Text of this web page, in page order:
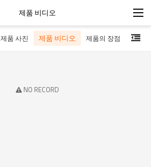
제품 비디오
제품 사진 제품 비디오 제품의 장점
NO RECORD